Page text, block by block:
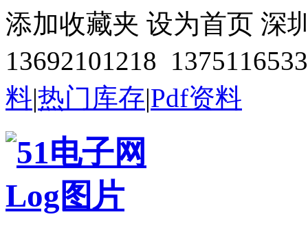
添加收藏夹 设为首页 深
13692101218
料|热门库存|Pdf资料